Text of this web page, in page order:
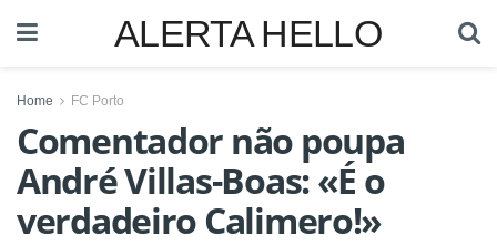
ALERTA HELLO
Home FC Porto
Comentador não poupa
André Villas-Boas: «É o
verdadeiro Calimero!»